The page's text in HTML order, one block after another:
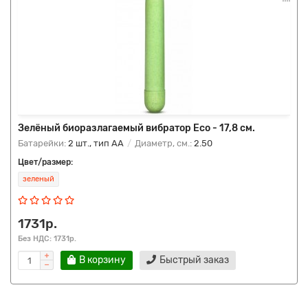
Зелёный биоразлагаемый вибратор Eco - 17,8 см.
Батарейки: 2 шт., тип AA Диаметр, см.: 2.50
Цвет/размер:
зеленый
1731р.
Без НДС: 1731р.
В корзину Быстрый заказ